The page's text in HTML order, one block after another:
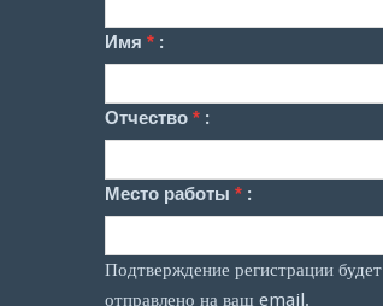
Имя * :
Отчество * :
Место работы * :
Подтверждение регистрации будет
отправлено на ваш email.